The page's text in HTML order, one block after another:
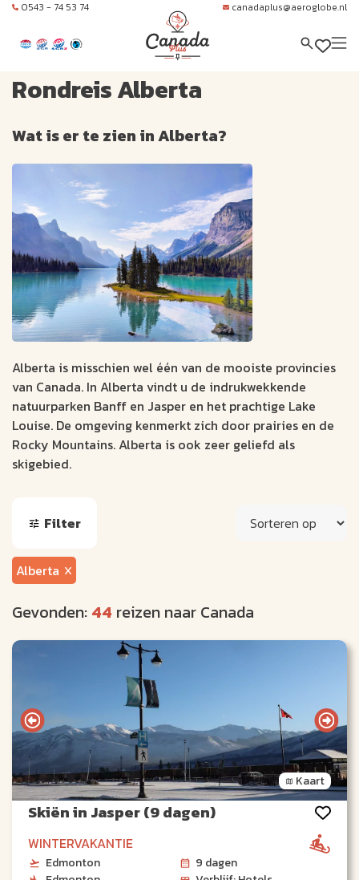
0543 - 74 53 74 canadaplus@aeroglobe.nl
Rondreis Alberta
Wat is er te zien in Alberta?
Alberta is misschien wel één van de mooiste provincies
van Canada. In Alberta vindt u de indrukwekkende
natuurparken Banff en Jasper en het prachtige Lake
Louise. De omgeving kenmerkt zich door prairies en de
Rocky Mountains. Alberta is ook zeer geliefd als
skigebied.
Filter
Alberta
Gevonden: 44 reizen naar Canada
Kaart
Skiën in Jasper (9 dagen)
WINTERVAKANTIE
Edmonton
9 dagen